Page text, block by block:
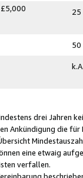
£5,000 25
50
drei Jahren
Ankündigung die
eine etwaig
verfallen.